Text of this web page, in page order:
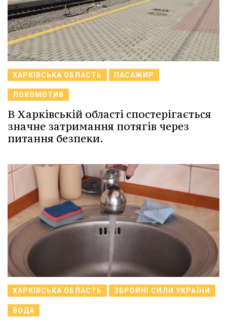
ХАРКІВСЬКА ОБЛАСТЬ ПАСАЖИР
ЛОКОМОТИВ
В Харківській області спостерігається
значне затримання потягів через
питання безпеки.
ХАРКІВСЬКА ОБЛАСТЬ ЗБРОЙНІ СИЛИ УКРАЇНИ
ВОДА